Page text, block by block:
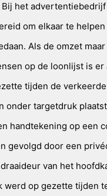
het
om elkaar te
Als de omzet
op de loonlijst is er
tijden de
onder targetdruk
handtekening op een
gevolgd door een
van het
werd op gezette tijden